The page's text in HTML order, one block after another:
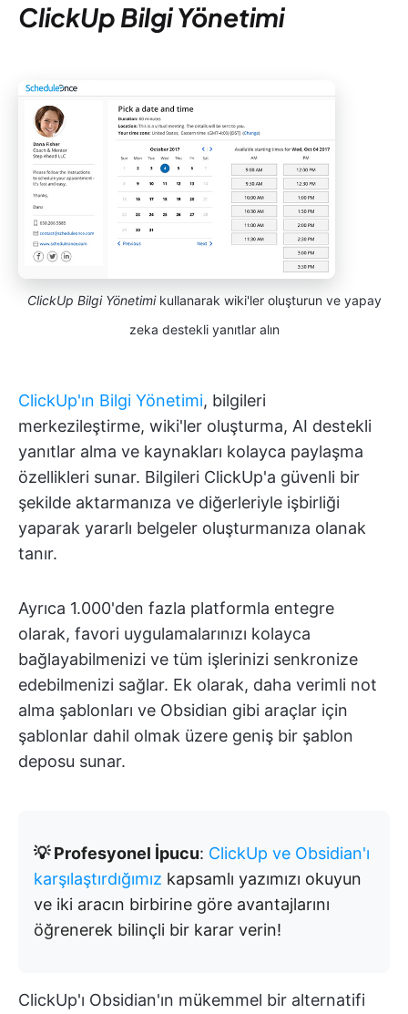
ClickUp Bilgi Yönetimi
ClickUp Bilgi Yönetimikullanarak wiki'ler oluşturun ve yapay
zeka destekli yanıtlar alın
ClickUp'ın Bilgi Yönetimi, bilgileri
merkezileştirme, wiki'ler oluşturma, AI destekli
yanıtlar alma ve kaynakları kolayca paylaşma
özellikleri sunar. Bilgileri ClickUp'a güvenli bir
şekilde aktarmanıza ve diğerleriyle işbirliği
yaparak yararlı belgeler oluşturmanıza olanak
tanır.
Ayrıca 1.000'den fazla platformla entegre
olarak, favori uygulamalarınızı kolayca
bağlayabilmenizi ve tüm işlerinizi senkronize
edebilmenizi sağlar. Ek olarak, daha verimli not
alma şablonları ve Obsidian gibi araçlar için
şablonlar dahil olmak üzere geniş bir şablon
deposu sunar.
💡 Profesyonel İpucu: ClickUp ve Obsidian'ı
karşılaştırdığımız kapsamlı yazımızı okuyun
ve iki aracın birbirine göre avantajlarını
öğrenerek bilinçli bir karar verin!
ClickUp'ı Obsidian'ın mükemmel bir alternatifi